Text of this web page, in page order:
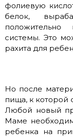
фолиевую
белок,
системы. Это
рахита для
Но после
пища, к которой
Любой новый
Маме
ребенка на